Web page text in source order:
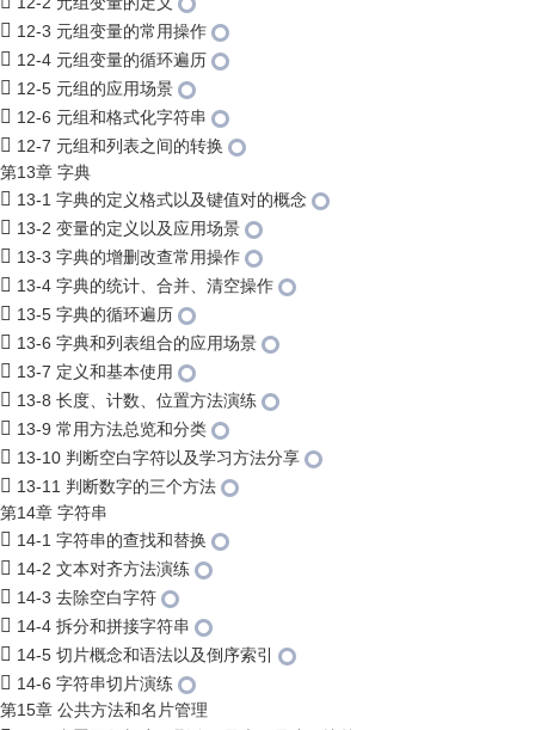
12-3 元组变量的常用操作
12-4 元组变量的循环遍历
12-5 元组的应用场景
12-6 元组和格式化字符串
12-7 元组和列表之间的转换
第13章 字典
13-1 字典的定义格式以及键值对的概念
13-2 变量的定义以及应用场景
13-3 字典的增删改查常用操作
13-4 字典的统计、合并、清空操作
13-5 字典的循环遍历
13-6 字典和列表组合的应用场景
13-7 定义和基本使用
13-8 长度、计数、位置方法演练
13-9 常用方法总览和分类
13-10 判断空白字符以及学习方法分享
13-11 判断数字的三个方法
第14章 字符串
14-1 字符串的查找和替换
14-2 文本对齐方法演练
14-3 去除空白字符
14-4 拆分和拼接字符串
14-5 切片概念和语法以及倒序索引
14-6 字符串切片演练
第15章 公共方法和名片管理